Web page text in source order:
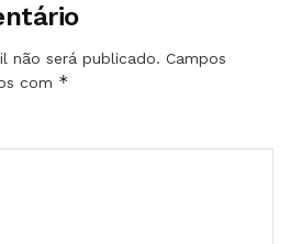
não será publicado. Campos
com *